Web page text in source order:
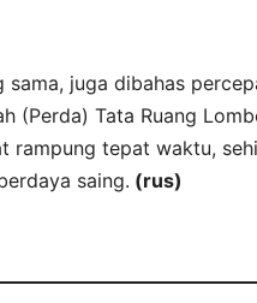
sama, juga dibahas
(Perda) Tata Ruang
rampung tepat waktu,
saing. (rus)